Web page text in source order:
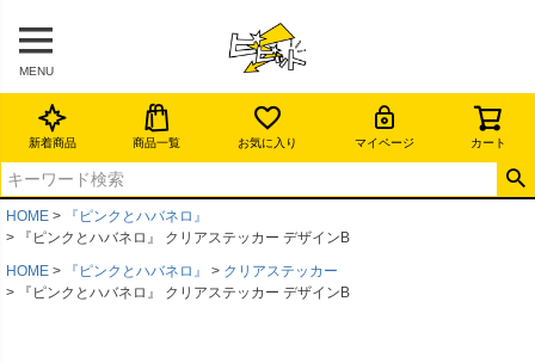
MENU
新着商品 商品一覧 お気に入り マイページ カート
HOME
『ピンクとハバネロ』
『ピンクとハバネロ』 クリアステッカー デザインB
HOME
『ピンクとハバネロ』
クリアステッカー
『ピンクとハバネロ』 クリアステッカー デザインB